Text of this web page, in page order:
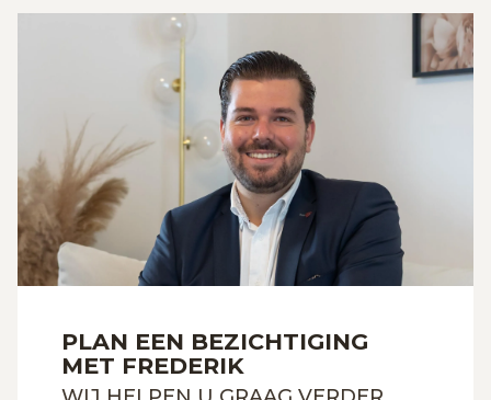
PLAN EEN BEZICHTIGING
MET FREDERIK